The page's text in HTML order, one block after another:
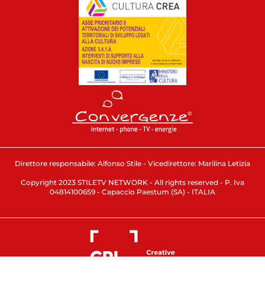
Direttore responsabile: Alfonso Stile - Vicedirettore: Marilina Letizia
Copyright 2023 STILETV NETWORK - All rights reserved - P. Iva
04814100659 - Capaccio Paestum (SA) - ITALIA